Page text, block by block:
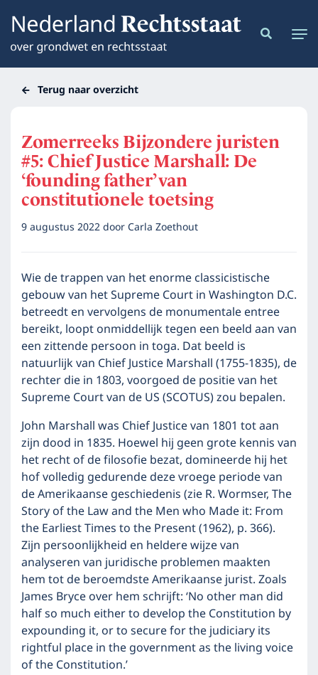
Terug naar overzicht
Zomerreeks Bijzondere juristen
#5: Chief Justice Marshall: De
‘founding father’ van
constitutionele toetsing
9 augustus 2022doorCarla Zoethout
Wie de trappen van het enorme classicistische
gebouw van het Supreme Court in Washington D.C.
betreedt en vervolgens de monumentale entree
bereikt, loopt onmiddellijk tegen een beeld aan van
een zittende persoon in toga. Dat beeld is
natuurlijk van Chief Justice Marshall (1755-1835), de
rechter die in 1803, voorgoed de positie van het
Supreme Court van de US (SCOTUS) zou bepalen.
John Marshall was Chief Justice van 1801 tot aan
zijn dood in 1835. Hoewel hij geen grote kennis van
het recht of de filosofie bezat, domineerde hij het
hof volledig gedurende deze vroege periode van
de Amerikaanse geschiedenis (zie R. Wormser, The
Story of the Law and the Men who Made it: From
the Earliest Times to the Present (1962), p. 366).
Zijn persoonlijkheid en heldere wijze van
analyseren van juridische problemen maakten
hem tot de beroemdste Amerikaanse jurist. Zoals
James Bryce over hem schrijft: ‘No other man did
half so much either to develop the Constitution by
expounding it, or to secure for the judiciary its
rightful place in the government as the living voice
of the Constitution.’